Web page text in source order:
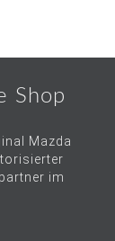
Shop
Mazda
im